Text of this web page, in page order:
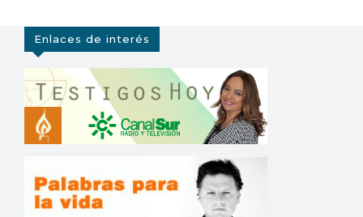
Enlaces de interés